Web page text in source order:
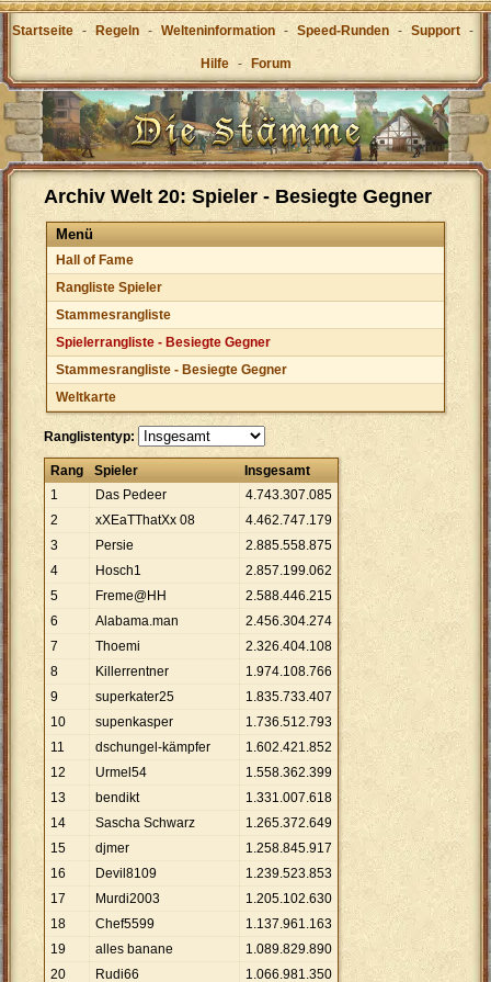
Startseite - Regeln - Welteninformation - Speed-Runden - Support -
Hilfe - Forum
Archiv Welt 20: Spieler - Besiegte Gegner
Menü
Hall of Fame
Rangliste Spieler
Stammesrangliste
Spielerrangliste - Besiegte Gegner
Stammesrangliste - Besiegte Gegner
Weltkarte
Ranglistentyp:
Rang Spieler
Insgesamt
1
Das Pedeer 4.743.307.085
2
xXEaTThatXx 08 4.462.747.179
3
Persie 2.885.558.875
4
Hosch1 2.857.199.062
5
Freme@HH 2.588.446.215
6
Alabama.man 2.456.304.274
7
Thoemi 2.326.404.108
8
Killerrentner 1.974.108.766
9
superkater25 1.835.733.407
10
supenkasper 1.736.512.793
11
dschungel-kämpfer 1.602.421.852
12
Urmel54 1.558.362.399
13
bendikt 1.331.007.618
14
Sascha Schwarz 1.265.372.649
15
djmer 1.258.845.917
16
Devil8109 1.239.523.853
17
Murdi2003 1.205.102.630
18
Chef5599 1.137.961.163
19
alles banane 1.089.829.890
20
Rudi66 1.066.981.350